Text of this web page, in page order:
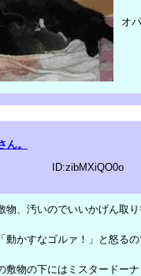
オ
ん。
ID:zibMXiQO0o
物、汚いのでいいかげん取
動かすなゴルァ！」と怒る
敷物の下にはミスタードー